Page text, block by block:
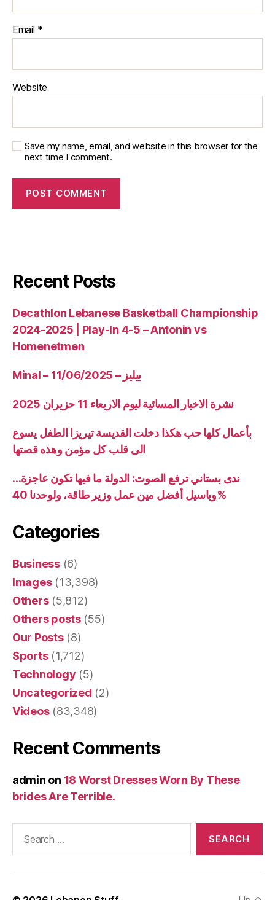
Email *
Website
Save my name, email, and website in this browser for the
next time I comment.
Recent Posts
Decathlon Lebanese Basketball Championship
2024-2025 | Play-In 4-5 – Antonin vs
Homenetmen
Minal – 11/06/2025 – بيليز
نشرة الاخبار المسائية ليوم الاربعاء 11 حزيران 2025
بأعمال كلها حب هكذا دخلت القديسة تيريزا الطفل يسوع
الى قلب كل مؤمن وهذه قصتها
ندى بستاني ترفع الصوت: الدولة ما فيها تكون عاجزة…
وباسيل أفضل مين عمل وزير طاقة، ولوحدنا 40%
Categories
Business(6)
Images(13,398)
Others(5,812)
Others posts(55)
Our Posts(8)
Sports(1,712)
Technology (5)
Uncategorized (2)
Videos(83,348)
Recent Comments
admin on 18 Worst Dresses Worn By These
brides Are Terrible.